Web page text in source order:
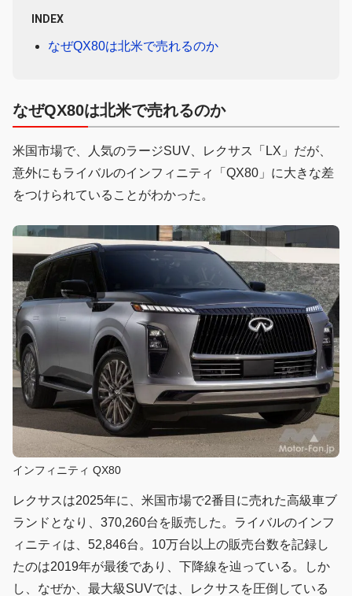
INDEX
なぜQX80は北米で売れるのか
なぜQX80は北米で売れるのか
米国市場で、人気のラージSUV、レクサス「LX」だが、
意外にもライバルのインフィニティ「QX80」に大きな差
をつけられていることがわかった。
インフィニティ QX80
レクサスは2025年に、米国市場で2番目に売れた高級車ブ
ランドとなり、370,260台を販売した。ライバルのインフ
ィニティは、52,846台。10万台以上の販売台数を記録し
たのは2019年が最後であり、下降線を辿っている。しか
し、なぜか、最大級SUVでは、レクサスを圧倒している